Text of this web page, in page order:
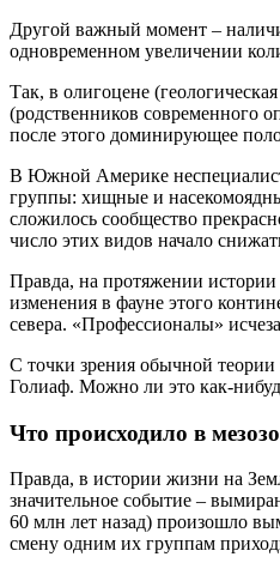
Другой важный момент –
одновременном увеличении
Так, в олигоцене
(родственников современного
после этого доминирующее
В Южной Америке
группы: хищные и
сложилось сообщество
число этих видов начало
Правда, на протяжении
изменения в фауне этого
севера. «Профессионалы»
С точки зрения обычной
Голиаф. Можно ли это как-
Что происходило в
Правда, в истории жизни на
значительное событие –
60 млн лет назад) произошло
смену одним их группам